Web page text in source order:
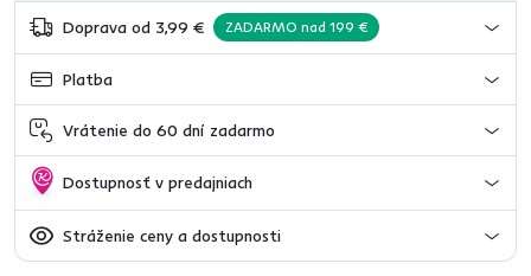
Doprava od 3,99 € ZADARMO nad 199 €
Platba
Vrátenie do 60 dní zadarmo
Dostupnosť v predajniach
Stráženie ceny a dostupnosti